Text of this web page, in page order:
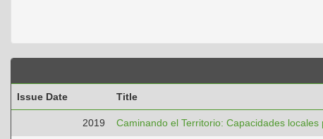
Issue Date Title
2019 Caminando el Territorio: Capacidades locales